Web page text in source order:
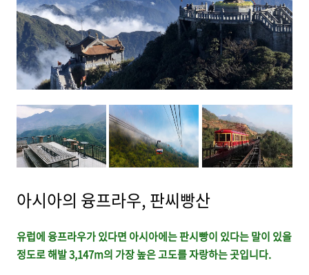
아시아의 융프라우, 판씨빵산
유럽에 융프라우가 있다면 아시아에는 판시빵이 있다는 말이 있을
정도로 해발 3,147m의 가장 높은 고도를 자랑하는 곳입니다.